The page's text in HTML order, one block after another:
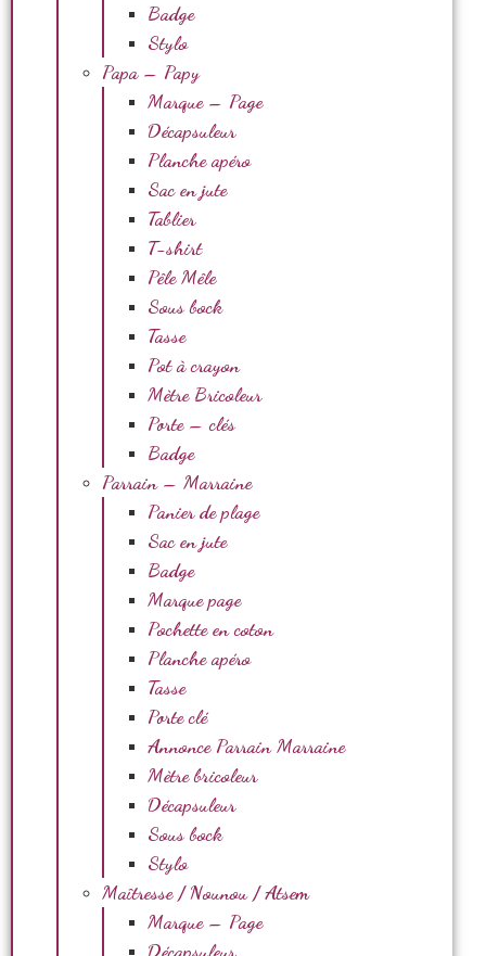
Badge
Stylo
Papa – Papy
Marque – Page
Décapsuleur
Planche apéro
Sac en jute
Tablier
T-shirt
Pêle Mêle
Sous bock
Tasse
Pot à crayon
Mètre Bricoleur
Porte – clés
Badge
Parrain – Marraine
Panier de plage
Sac en jute
Badge
Marque page
Pochette en coton
Planche apéro
Tasse
Porte clé
Annonce Parrain Marraine
Mètre bricoleur
Décapsuleur
Sous bock
Stylo
Maîtresse / Nounou / Atsem
Marque – Page
Décapsuleur